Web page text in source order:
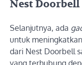
Nest Doorbell
Selanjutnya, ada
untuk
dari Nest Doorbell
yang terhubung